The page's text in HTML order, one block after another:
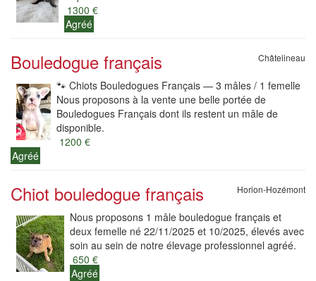
1300 €
Agréé
Bouledogue français Châtelineau
🐾 Chiots Bouledogues Français — 3 mâles / 1 femelle
Nous proposons à la vente une belle portée de
Bouledogues Français dont ils restent un mâle de
disponible.
1200 €
Agréé
Chiot bouledogue français Horion-Hozémont
Nous proposons 1 mâle bouledogue français et
deux femelle né 22/11/2025 et 10/2025, élevés avec
soin au sein de notre élevage professionnel agréé.
650 €
Agréé